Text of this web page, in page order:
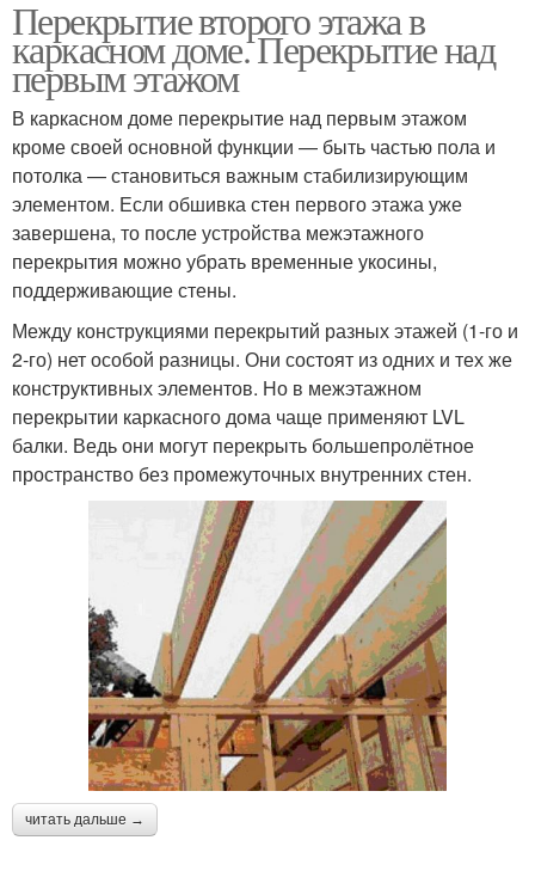
Перекрытие второго этажа в
каркасном доме. Перекрытие над
первым этажом
В каркасном доме перекрытие над первым этажом
кроме своей основной функции — быть частью пола и
потолка — становиться важным стабилизирующим
элементом. Если обшивка стен первого этажа уже
завершена, то после устройства межэтажного
перекрытия можно убрать временные укосины,
поддерживающие стены.
Между конструкциями перекрытий разных этажей (1-го и
2-го) нет особой разницы. Они состоят из одних и тех же
конструктивных элементов. Но в межэтажном
перекрытии каркасного дома чаще применяют LVL
балки. Ведь они могут перекрыть большепролётное
пространство без промежуточных внутренних стен.
читать дальше →